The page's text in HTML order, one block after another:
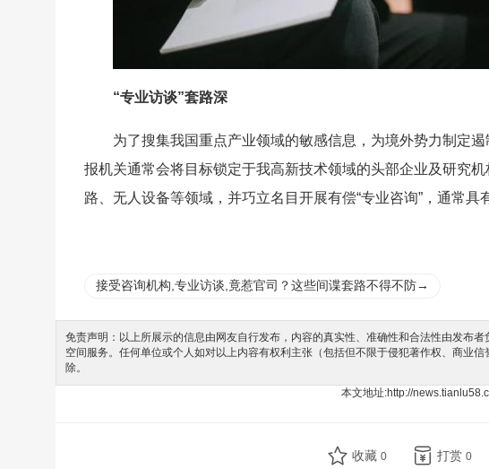
“专业访谈”套路深
为了搜集我国重点产业领域的敏感信息，为境外势力制定
报机关通常会将目标锁定于我高新技术领域的头部企业及研究
路、无人设备等领域，并巧立名目开展有偿“专业咨询”，通常具
接受咨询机构,专业访谈,竟惹官司？这些间谍套路不得不防→
免责声明：以上所展示的信息由网友自行发布，内容的真实性、准确性和合法性由发布
空间服务。任何单位或个人如对以上内容有权利主张（包括但不限于侵犯著作权、商业
除。
本文地址:http://
收藏 0 打赏 0